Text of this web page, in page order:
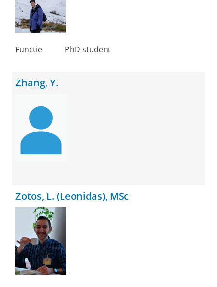
Functie PhD student
Zhang, Y.
Zotos, L. (Leonidas), MSc